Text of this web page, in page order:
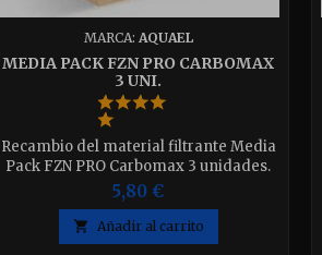
MARCA: AQUAEL
MEDIA PACK FZN PRO CARBOMAX
3 UNI.
Recambio del material filtrante Media
Pack FZN PRO Carbomax 3 unidades.
5,80 €
 Añadir al carrito